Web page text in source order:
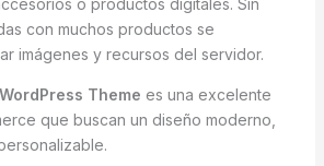
con muchos productos se
imágenes y recursos del servidor.
Theme es una excelente
que buscan un diseño moderno,